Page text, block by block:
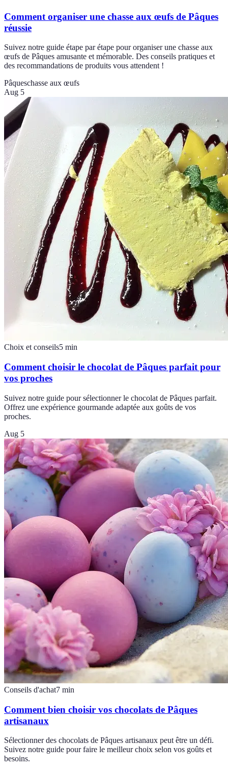
Comment organiser une chasse aux œufs de Pâques
réussie
Suivez notre guide étape par étape pour organiser une chasse aux
œufs de Pâques amusante et mémorable. Des conseils pratiques et
des recommandations de produits vous attendent !
Pâqueschasse aux œufs
Aug 5
Choix et conseils5 min
Comment choisir le chocolat de Pâques parfait pour
vos proches
Suivez notre guide pour sélectionner le chocolat de Pâques parfait.
Offrez une expérience gourmande adaptée aux goûts de vos
proches.
Aug 5
Conseils d'achat7 min
Comment bien choisir vos chocolats de Pâques
artisanaux
Sélectionner des chocolats de Pâques artisanaux peut être un défi.
Suivez notre guide pour faire le meilleur choix selon vos goûts et
besoins.